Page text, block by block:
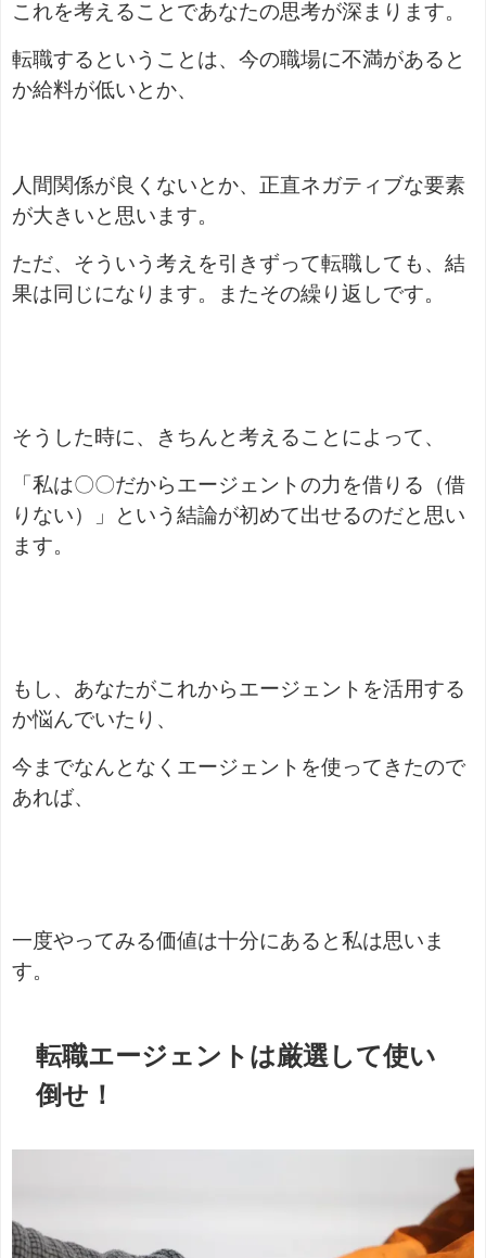
これを考えることであなたの思考が深まります。
転職するということは、今の職場に不満があると
か給料が低いとか、
人間関係が良くないとか、正直ネガティブな要素
が大きいと思います。
ただ、そういう考えを引きずって転職しても、結
果は同じになります。またその繰り返しです。
そうした時に、きちんと考えることによって、
「私は〇〇だからエージェントの力を借りる（借
りない）」という結論が初めて出せるのだと思い
ます。
もし、あなたがこれからエージェントを活用する
か悩んでいたり、
今までなんとなくエージェントを使ってきたので
あれば、
一度やってみる価値は十分にあると私は思いま
す。
転職エージェントは厳選して使い
倒せ！